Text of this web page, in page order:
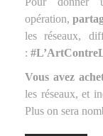
opération,
les réseaux,
:
Vous avez
les réseaux, et
Plus on sera